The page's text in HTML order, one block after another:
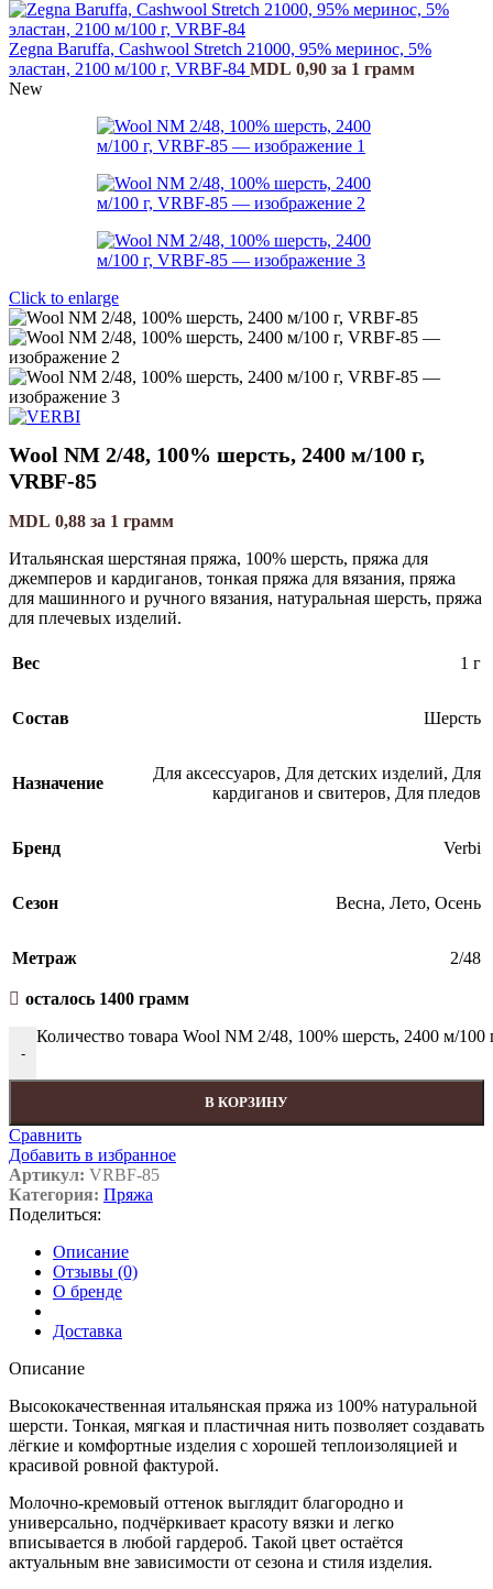
Zegna Baruffa, Cashwool Stretch 21000, 95% меринос, 5%
эластан, 2100 м/100 г, VRBF-84 MDL 0,90 за 1 грамм
New
Click to enlarge
Wool NM 2/48, 100% шерсть, 2400 м/100 г,
VRBF-85
MDL 0,88 за 1 грамм
Итальянская шерстяная пряжа, 100% шерсть, пряжа для
джемперов и кардиганов, тонкая пряжа для вязания, пряжа
для машинного и ручного вязания, натуральная шерсть, пряжа
для плечевых изделий.
Вес 1 г
Состав Шерсть
Назначение
Для аксессуаров, Для детских изделий, Для
кардиганов и свитеров, Для пледов
Бренд Verbi
Сезон Весна, Лето, Осень
Метраж 2/48
осталось 1400 грамм
-
Количество товара Wool NM 2/48, 100% шерсть, 2400 м/100
В КОРЗИНУ
Сравнить
Добавить в избранное
Артикул: VRBF-85
Категория: Пряжа
Поделиться:
Описание
Отзывы (0)
О бренде
Доставка
Описание
Высококачественная итальянская пряжа из 100% натуральной
шерсти. Тонкая, мягкая и пластичная нить позволяет создавать
лёгкие и комфортные изделия с хорошей теплоизоляцией и
красивой ровной фактурой.
Молочно-кремовый оттенок выглядит благородно и
универсально, подчёркивает красоту вязки и легко
вписывается в любой гардероб. Такой цвет остаётся
актуальным вне зависимости от сезона и стиля изделия.